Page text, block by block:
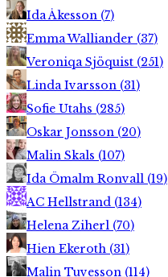
Ida Åkesson (7)
Emma Walliander (37)
Veroniqa Sjöquist (251)
Linda Ivarsson (31)
Sofie Utahs (285)
Oskar Jonsson (20)
Malin Skals (107)
Ida Ömalm Ronvall (19)
AC Hellstrand (134)
Helena Ziherl (70)
Hien Ekeroth (31)
Malin Tuvesson (114)